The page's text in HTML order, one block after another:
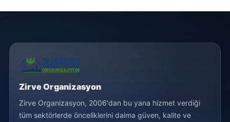
Zirve Organizasyon
Zirve Organizasyon, 2006'dan bu yana hizmet verdiği
tüm sektörlerde önceliklerini daima güven, kalite ve